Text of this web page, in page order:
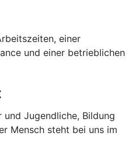
einer
und einer betrieblichen
Jugendliche, Bildung
Mensch steht bei uns im